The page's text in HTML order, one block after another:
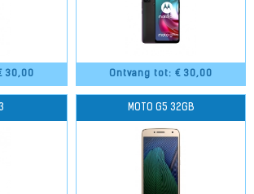
30,00 Ontvang tot: € 30,00
MOTO G5 32GB